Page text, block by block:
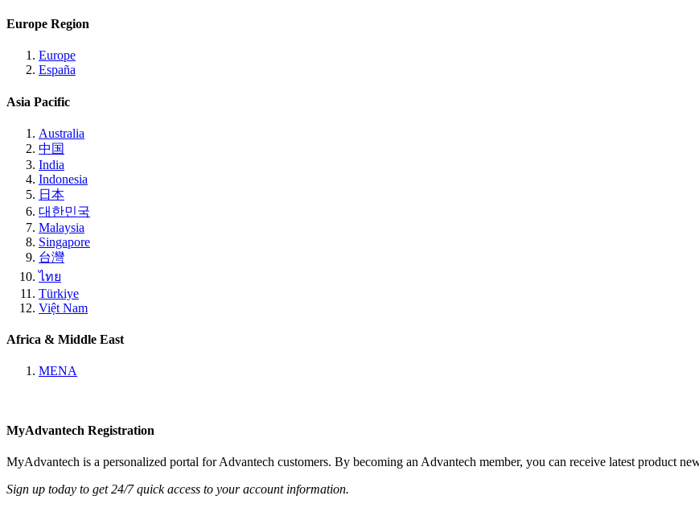
Europe Region
Europe
España
Asia Pacific
Australia
中国
India
Indonesia
日本
대한민국
Malaysia
Singapore
台灣
ไทย
Türkiye
Việt Nam
Africa & Middle East
MENA
MyAdvantech Registration
MyAdvantech is a personalized portal for Advantech customers. By becoming an Advantech member, you can receive latest product
Sign up today to get 24/7 quick access to your account information.